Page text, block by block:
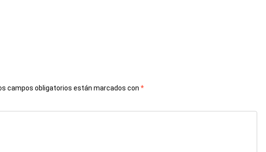
campos obligatorios están marcados con *